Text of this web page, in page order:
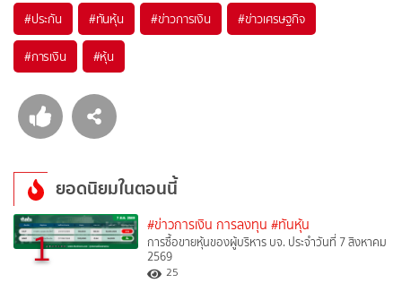
#ประกัน #ทันหุ้น #ข่าวการเงิน #ข่าวเศรษฐกิจ
#การเงิน #หุ้น
ยอดนิยมในตอนนี้
1 #ข่าวการเงิน การลงทุน #ทันหุ้น
การซื้อขายหุ้นของผู้บริหาร บจ. ประจำวันที่ 7 สิงหาคม
2569
25